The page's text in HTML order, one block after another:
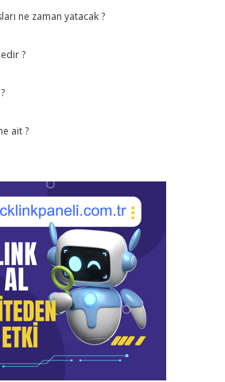
ne zaman yatacak ?
?
ait ?